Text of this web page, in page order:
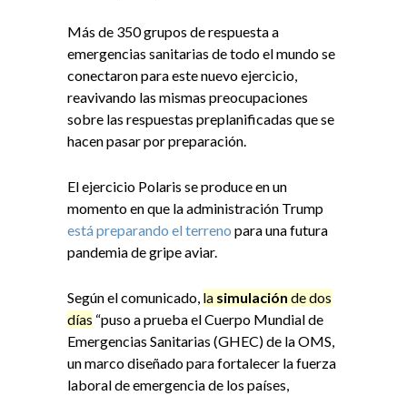
Más de 350 grupos de respuesta a
emergencias sanitarias de todo el mundo se
conectaron para este nuevo ejercicio,
reavivando las mismas preocupaciones
sobre las respuestas preplanificadas que se
hacen pasar por preparación.
El ejercicio Polaris se produce en un
momento en que la administración Trump
está preparando el terreno para una futura
pandemia de gripe aviar.
Según el comunicado, la simulación de dos
días “puso a prueba el Cuerpo Mundial de
Emergencias Sanitarias (GHEC) de la OMS,
un marco diseñado para fortalecer la fuerza
laboral de emergencia de los países,